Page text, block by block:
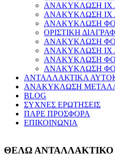
ΑΝΑΚΥΚΛΩΣΗ ΙΧ
ΑΝΑΚΥΚΛΩΣΗ ΙΧ
ΑΝΑΚΥΚΛΩΣΗ
ΟΡΙΣΤΙΚΗ
ΑΝΑΚΥΚΛΩΣΗ
ΑΝΑΚΥΚΛΩΣΗ ΙΧ
ΑΝΑΚΥΚΛΩΣΗ
ΑΝΑΚΥΚΛΩΣΗ
ΑΝΤΑΛΛΑΚΤΙΚΑ
ΑΝΑΚΥΚΛΩΣΗ
BLOG
ΣΥΧΝΕΣ ΕΡΩΤΗΣΕΙΣ
ΠΑΡΕ ΠΡΟΣΦΟΡΑ
ΕΠΙΚΟΙΝΩΝΙΑ
ΘΕΛΩ ΑΝΤΑΛΛΑΚΤΙΚΟ